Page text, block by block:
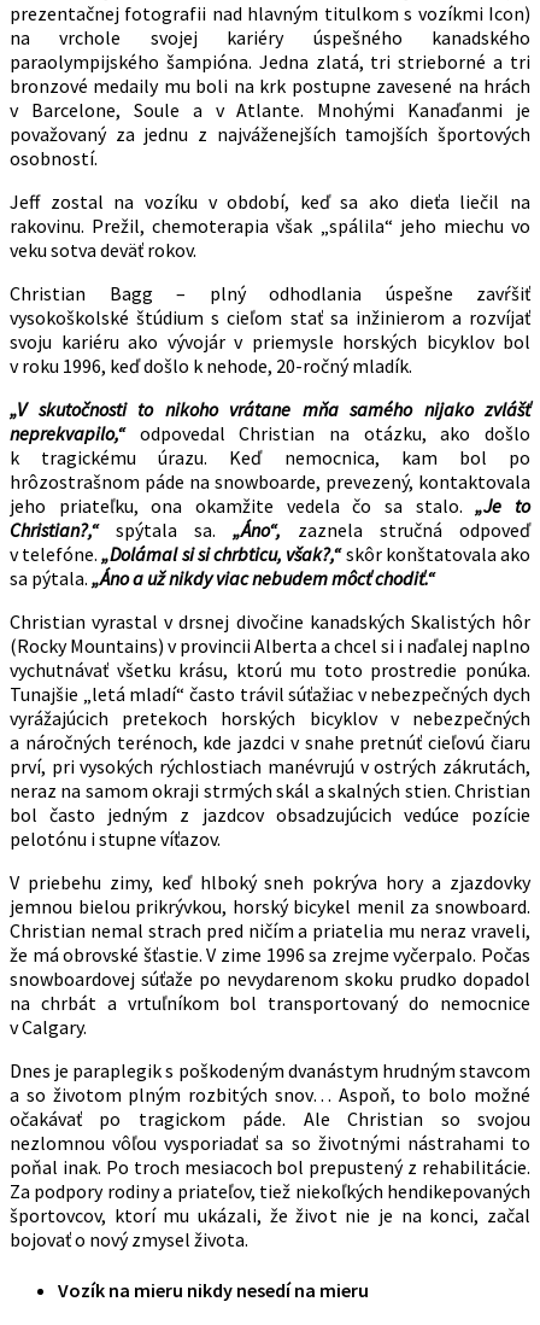
prezentačnej fotografii nad hlavným titulkom s vozíkmi Icon)
na vrchole svojej kariéry úspešného kanadského
paraolympijského šampióna. Jedna zlatá, tri strieborné a tri
bronzové medaily mu boli na krk postupne zavesené na hrách
v Barcelone, Soule a v Atlante. Mnohými Kanaďanmi je
považovaný za jednu z najváženejších tamojších športových
osobností.
Jeff zostal na vozíku v období, keď sa ako dieťa liečil na
rakovinu. Prežil, chemoterapia však „spálila“ jeho miechu vo
veku sotva deväť rokov.
Christian Bagg – plný odhodlania úspešne zavŕšiť
vysokoškolské štúdium s cieľom stať sa inžinierom a rozvíjať
svoju kariéru ako vývojár v priemysle horských bicyklov bol
v roku 1996, keď došlo k nehode, 20-ročný mladík.
„V skutočnosti to nikoho vrátane mňa samého nijako zvlášť
neprekvapilo,“odpovedal Christian na otázku, ako došlo
k tragickému úrazu. Keď nemocnica, kam bol po
hrôzostrašnom páde na snowboarde, prevezený, kontaktovala
jeho priateľku, ona okamžite vedela čo sa stalo.„Je to
Christian?,“spýtala sa. „Áno“, zaznela stručná odpoveď
v telefóne.„Dolámal si si chrbticu, však?,“skôr konštatovala ako
sa pýtala. „Áno a už nikdy viac nebudem môcť chodiť.“
Christian vyrastal v drsnej divočine kanadských Skalistých hôr
(Rocky Mountains) v provincii Alberta a chcel si i naďalej naplno
vychutnávať všetku krásu, ktorú mu toto prostredie ponúka.
Tunajšie „letá mladí“ často trávil súťažiac v nebezpečných dych
vyrážajúcich pretekoch horských bicyklov v nebezpečných
a náročných terénoch, kde jazdci v snahe pretnúť cieľovú čiaru
prví, pri vysokých rýchlostiach manévrujú v ostrých zákrutách,
neraz na samom okraji strmých skál a skalných stien. Christian
bol často jedným z jazdcov obsadzujúcich vedúce pozície
pelotónu i stupne víťazov.
V priebehu zimy, keď hlboký sneh pokrýva hory a zjazdovky
jemnou bielou prikrývkou, horský bicykel menil za snowboard.
Christian nemal strach pred ničím a priatelia mu neraz vraveli,
že má obrovské šťastie. V zime 1996 sa zrejme vyčerpalo. Počas
snowboardovej súťaže po nevydarenom skoku prudko dopadol
na chrbát a vrtuľníkom bol transportovaný do nemocnice
v Calgary.
Dnes je paraplegik s poškodeným dvanástym hrudným stavcom
a so životom plným rozbitých snov… Aspoň, to bolo možné
očakávať po tragickom páde. Ale Christian so svojou
nezlomnou vôľou vysporiadať sa so životnými nástrahami to
poňal inak. Po troch mesiacoch bol prepustený z rehabilitácie.
Za podpory rodiny a priateľov, tiež niekoľkých hendikepovaných
športovcov, ktorí mu ukázali, že život nie je na konci, začal
bojovať o nový zmysel života.
Vozík na mieru nikdy nesedí na mieru